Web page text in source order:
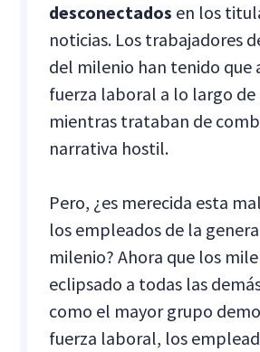
desconectados en los
noticias. Los trabajadores
del milenio han tenido que
fuerza laboral a lo largo de
mientras trataban de
narrativa hostil.
Pero, ¿es merecida esta
los empleados de la
milenio? Ahora que los
eclipsado a todas las
como el mayor grupo
fuerza laboral, los